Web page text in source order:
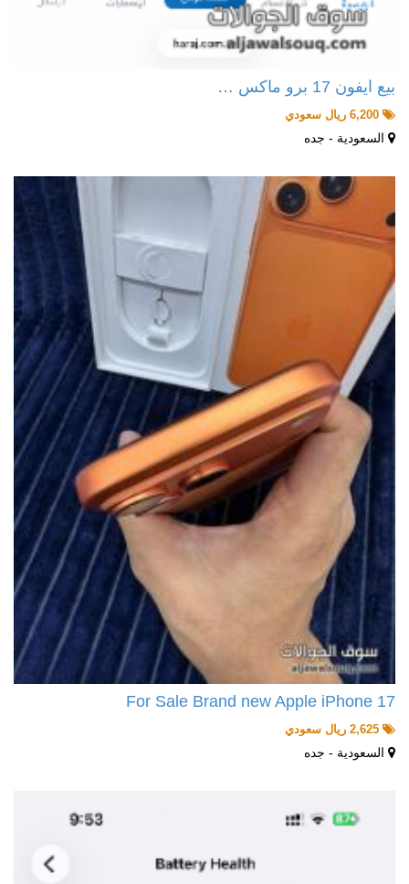
بيع ايفون 17 برو ماكس …
السعودية - جده
For Sale Brand new Apple iPhone 17
السعودية - جده